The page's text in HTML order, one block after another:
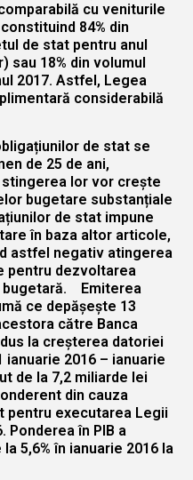
cu veniturile
84% din
de stat pentru anul
sau 18% din volumul
2017. Astfel, Legea
considerabilă
de stat se
de 25 de ani,
lor vor crește
bugetare substanțiale
de stat impune
în baza altor articole,
astfel negativ atingerea
pentru dezvoltarea
bugetară. Emiterea
ce depășește 13
către Banca
la creșterea datoriei
2016 – ianuarie
de la 7,2 miliarde lei
din cauza
pentru executarea Legii
Ponderea în PIB a
5,6% în ianuarie 2016 la